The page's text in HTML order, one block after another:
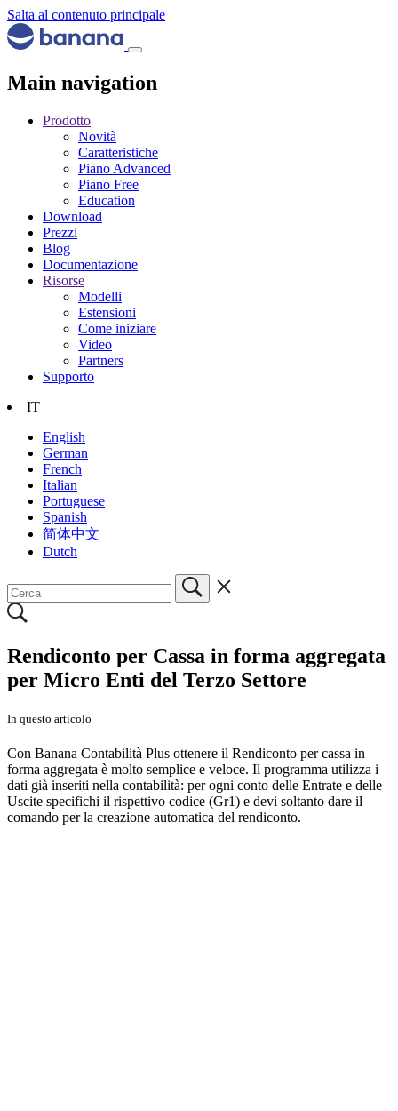
Salta al contenuto principale
Main navigation
Prodotto
Novità
Caratteristiche
Piano Advanced
Piano Free
Education
Download
Prezzi
Blog
Documentazione
Risorse
Modelli
Estensioni
Come iniziare
Video
Partners
Supporto
IT
English
German
French
Italian
Portuguese
Spanish
简体中文
Dutch
Rendiconto per Cassa in forma aggregata
per Micro Enti del Terzo Settore
In questo articolo
Con Banana Contabilità Plus ottenere il Rendiconto per cassa in
forma aggregata è molto semplice e veloce. Il programma utilizza i
dati già inseriti nella contabilità: per ogni conto delle Entrate e delle
Uscite specifichi il rispettivo codice (Gr1) e devi soltanto dare il
comando per la creazione automatica del rendiconto.